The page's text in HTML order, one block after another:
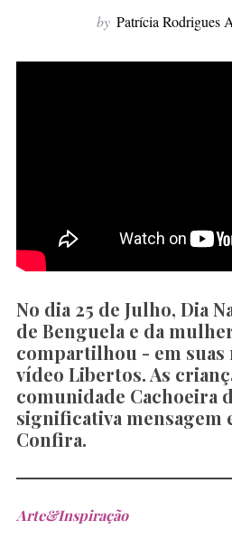
r
by Patrícia Rodrigues
No dia 25 de Julho, Dia
de Benguela e da
compartilhou - em suas
vídeo Libertos. As
comunidade Cachoeira
significativa mensagem
Confira.
Arte&Inspiração